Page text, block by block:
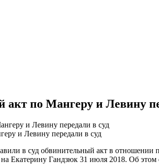
по Мангеру и Левину
и Левину передали в суд
в суд обвинительный акт в
на Екатерину Гандзюк 31 июля 2018. Об